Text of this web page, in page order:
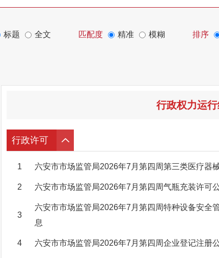
标题 全文 匹配度 精准 模糊 排序
行政权力运
行政许可
1 六安市市场监管局2026年7月第四周第三类医疗器
2 六安市市场监管局2026年7月第四周气瓶充装许可
3
六安市市场监管局2026年7月第四周特种设备安全
息
4 六安市市场监管局2026年7月第四周企业登记注册